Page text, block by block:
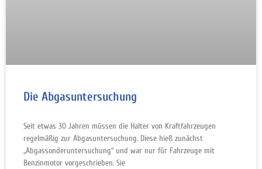
Die Abgasuntersuchung
Seit etwas 30 Jahren müssen die Halter von Kraftfahrzeugen
regelmäßig zur Abgasuntersuchung. Diese hieß zunächst
„Abgassonderuntersuchung“ und war nur für Fahrzeuge mit
Benzinmotor vorgeschrieben. Sie